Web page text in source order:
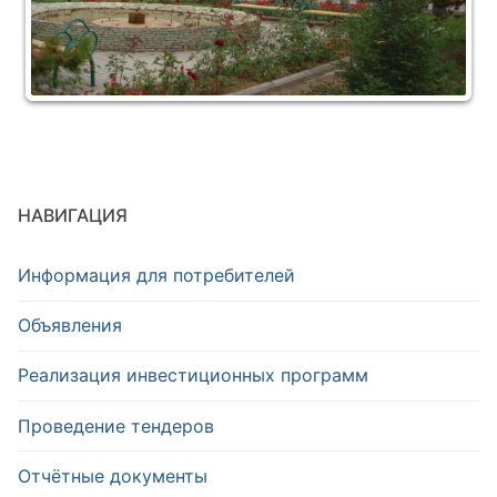
НАВИГАЦИЯ
Информация для потребителей
Объявления
Реализация инвестиционных программ
Проведение тендеров
Отчётные документы